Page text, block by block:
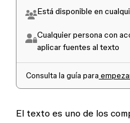
Está disponible en
Cualquier persona con
aplicar fuentes al texto
Consulta la guía para
El texto es uno de los